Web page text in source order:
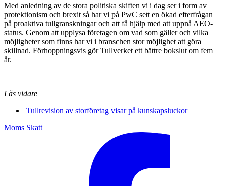
Med anledning av de stora politiska skiften vi i dag ser i form av
protektionism och brexit så har vi på PwC sett en ökad efterfrågan
på proaktiva tullgranskningar och att få hjälp med att uppnå AEO-
status. Genom att upplysa företagen om vad som gäller och vilka
möjligheter som finns har vi i branschen stor möjlighet att göra
skillnad. Förhoppningsvis gör Tullverket ett bättre bokslut om fem
år.
Läs vidare
Tullrevision av storföretag visar på kunskapsluckor
Moms Skatt